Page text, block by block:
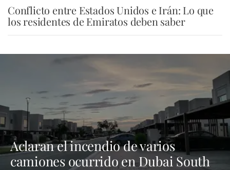
Conflicto entre Estados Unidos e Irán: Lo que
los residentes de Emiratos deben saber
Aclaran el incendio de varios
camiones ocurrido en Dubai South